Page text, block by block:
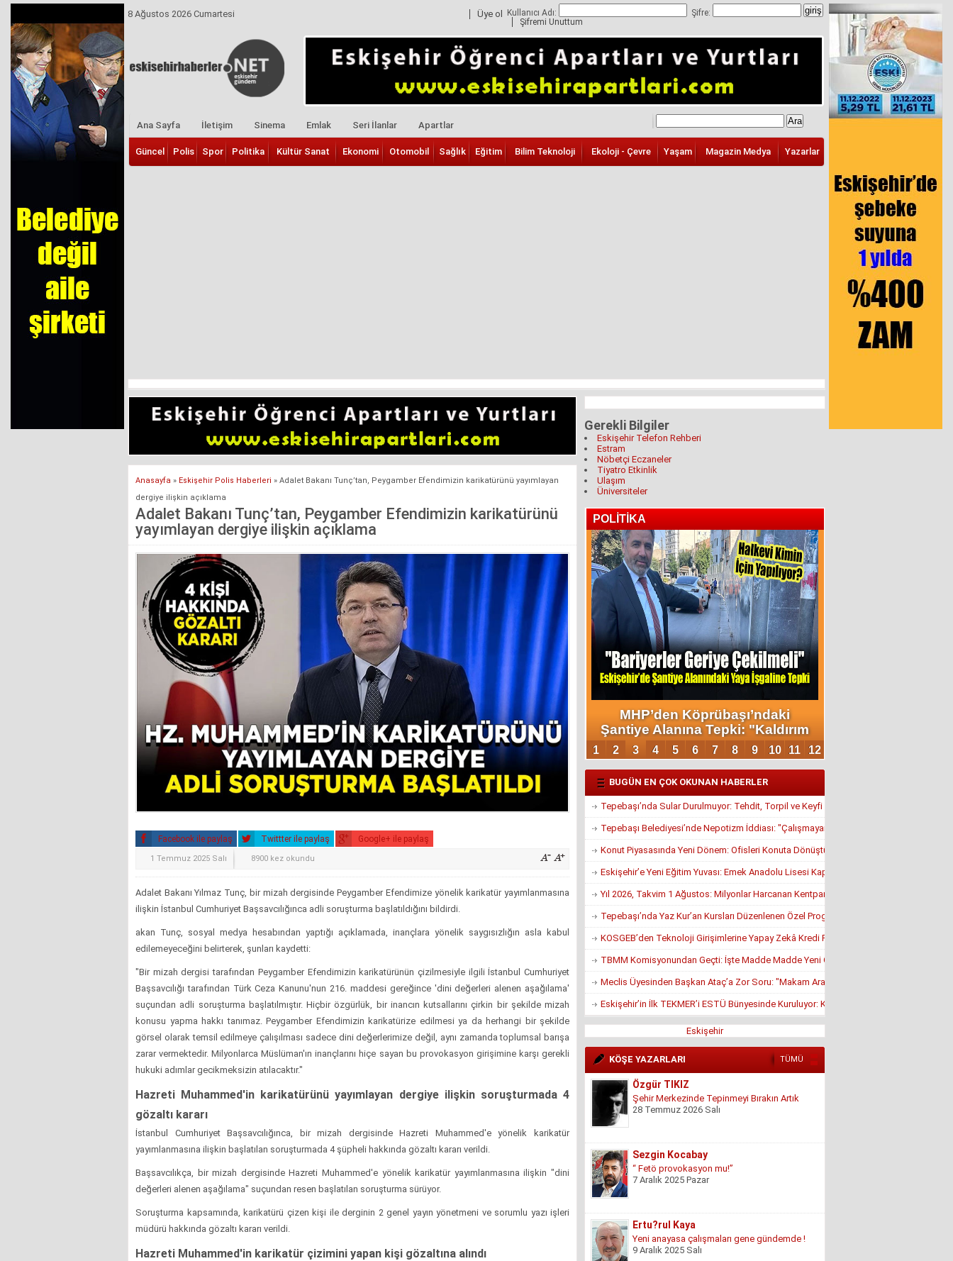
8 Ağustos 2026 Cumartesi Üye ol Kullanıcı Adı:
Şifre:
Şifremi Unuttum
Ana Sayfa İletişim Sinema Emlak Seri İlanlar Apartlar
Güncel Polis Spor Politika Kültür Sanat Ekonomi Otomobil Sağlık Eğitim Bilim Teknoloji Ekoloji - Çevre Yaşam Magazin Medya Yazarlar
Anasayfa » Eskişehir Polis Haberleri » Adalet Bakanı Tunç’tan, Peygamber Efendimizin karikatürünü yayımlayan
dergiye ilişkin açıklama
Adalet Bakanı Tunç’tan, Peygamber Efendimizin karikatürünü
yayımlayan dergiye ilişkin açıklama
Facebook ile paylaş Twittter ile paylaş Google+ ile paylaş
1 Temmuz 2025 Salı 8900 kez okundu
Adalet Bakanı Yılmaz Tunç, bir mizah dergisinde Peygamber Efendimize yönelik karikatür yayımlanmasına
ilişkin İstanbul Cumhuriyet Başsavcılığınca adli soruşturma başlatıldığını bildirdi.
akan Tunç, sosyal medya hesabından yaptığı açıklamada, inançlara yönelik saygısızlığın asla kabul
edilemeyeceğini belirterek, şunları kaydetti:
"Bir mizah dergisi tarafından Peygamber Efendimizin karikatürünün çizilmesiyle ilgili İstanbul Cumhuriyet
Başsavcılığı tarafından Türk Ceza Kanunu'nun 216. maddesi gereğince 'dini değerleri alenen aşağılama'
suçundan adli soruşturma başlatılmıştır. Hiçbir özgürlük, bir inancın kutsallarını çirkin bir şekilde mizah
konusu yapma hakkı tanımaz. Peygamber Efendimizin karikatürize edilmesi ya da herhangi bir şekilde
görsel olarak temsil edilmeye çalışılması sadece dini değerlerimize değil, aynı zamanda toplumsal barışa
zarar vermektedir. Milyonlarca Müslüman'ın inançlarını hiçe sayan bu provokasyon girişimine karşı gerekli
hukuki adımlar gecikmeksizin atılacaktır."
Hazreti Muhammed'in karikatürünü yayımlayan dergiye ilişkin soruşturmada 4
gözaltı kararı
İstanbul Cumhuriyet Başsavcılığınca, bir mizah dergisinde Hazreti Muhammed'e yönelik karikatür
yayımlanmasına ilişkin başlatılan soruşturmada 4 şüpheli hakkında gözaltı kararı verildi.
Başsavcılıkça, bir mizah dergisinde Hazreti Muhammed'e yönelik karikatür yayımlanmasına ilişkin "dini
değerleri alenen aşağılama" suçundan resen başlatılan soruşturma sürüyor.
Soruşturma kapsamında, karikatürü çizen kişi ile derginin 2 genel yayın yönetmeni ve sorumlu yazı işleri
müdürü hakkında gözaltı kararı verildi.
Hazreti Muhammed'in karikatür çizimini yapan kişi gözaltına alındı
Gerekli Bilgiler
Eskişehir Telefon Rehberi
Estram
Nöbetçi Eczaneler
Tiyatro Etkinlik
Ulaşım
Üniversiteler
BUGÜN EN ÇOK OKUNAN HABERLER
Tepebaşı’nda Sular Durulmuyor: Tehdit, Torpil ve Keyfi Atamalar Gündemde
Tepebaşı Belediyesi’nde Nepotizm İddiası: "Çalışmayan Kaldı, Çavuş İstifa Ettirildi"
Konut Piyasasında Yeni Dönem: Ofisleri Konuta Dönüştürmek İçin Son Tarih 1
Eskişehir’e Yeni Eğitim Yuvası: Emek Anadolu Lisesi Kapılarını Açmaya Hazırlanıyor
Yıl 2026, Takvim 1 Ağustos: Milyonlar Harcanan Kentpark Plajı Ne Zaman Açılacak?
Tepebaşı’nda Yaz Kur’an Kursları Düzenlenen Özel Programla Açıldı
KOSGEB’den Teknoloji Girişimlerine Yapay Zekâ Kredi Programı
TBMM Komisyonundan Geçti: İşte Madde Madde Yeni Öğrenci Affı Rehberi
Meclis Üyesinden Başkan Ataç’a Zor Soru: "Makam Aracı Eşine mi Tahsis Edildi?"
Eskişehir’in İlk TEKMER’i ESTÜ Bünyesinde Kuruluyor: KOSGEB Onayı Geldi
Eskişehir
KÖŞE YAZARLARI TÜMÜ
Özgür TIKIZ
Şehir Merkezinde Tepinmeyi Bırakın Artık
28 Temmuz 2026 Salı
Sezgin Kocabay
“ Fetö provokasyon mu!”
7 Aralık 2025 Pazar
Ertu?rul Kaya
Yeni anayasa çalışmaları gene gündemde !
9 Aralık 2025 Salı